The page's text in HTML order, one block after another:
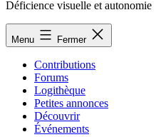
Déficience visuelle et autonomie
Menu Fermer
Contributions
Forums
Logithèque
Petites annonces
Découvrir
Événements